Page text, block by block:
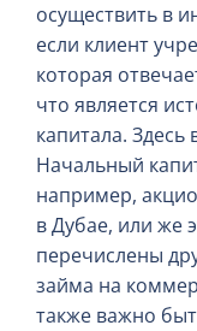
осуществить в
если клиент
которая
что является
капитала.
Начальный
например,
в Дубае, или же
перечислены
займа на
также важно